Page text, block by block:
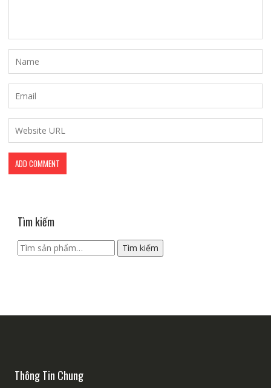
Tìm kiếm
Tìm
kiếm:
Tìm kiếm
Thông Tin Chung